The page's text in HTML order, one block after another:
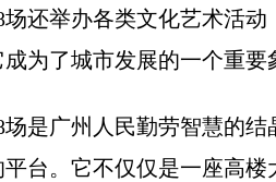
还举办各类文化艺术活
为了城市发展的一个重
是广州人民勤劳智慧的
台。它不仅仅是一座高